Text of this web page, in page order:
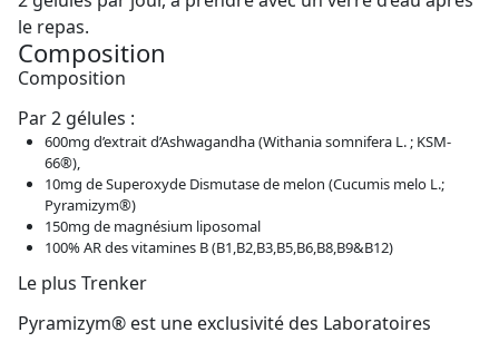
le repas.
Composition
Composition
Par 2 gélules :
600mg d’extrait d’Ashwagandha (Withania somnifera L. ; KSM-
66®),
10mg de Superoxyde Dismutase de melon (Cucumis melo L.;
Pyramizym®)
150mg de magnésium liposomal
100% AR des vitamines B (B1,B2,B3,B5,B6,B8,B9&B12)
Le plus Trenker
Pyramizym® est une exclusivité des Laboratoires